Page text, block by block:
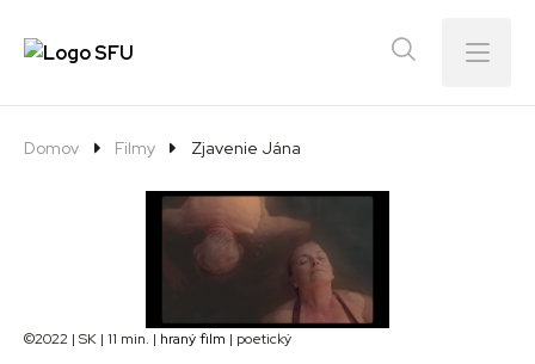
Menu
Domov Filmy Zjavenie Jána
©2022 | SK | 11 min. | hraný film | poetický